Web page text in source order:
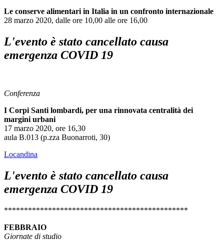
Le conserve alimentari in Italia in un confronto internazionale
28 marzo 2020, dalle ore 10,00 alle ore 16,00
L'evento è stato cancellato causa
emergenza COVID 19
Conferenza
I Corpi Santi lombardi, per una rinnovata centralità dei
margini urbani
17 marzo 2020, ore 16,30
aula B.013 (p.zza Buonarroti, 30)
Locandina
L'evento è stato cancellato causa
emergenza COVID 19
**********************************************
FEBBRAIO
Giornate di studio